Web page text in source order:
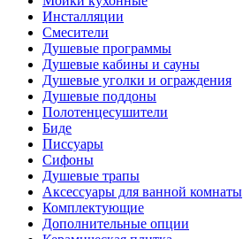
Инсталляции
Смесители
Душевые программы
Душевые кабины и сауны
Душевые уголки и ограждения
Душевые поддоны
Полотенцесушители
Биде
Писсуары
Сифоны
Душевые трапы
Аксессуары для ванной комнаты
Комплектующие
Дополнительные опции